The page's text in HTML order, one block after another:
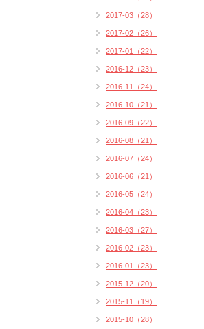
2017-03（28）
2017-02（26）
2017-01（22）
2016-12（23）
2016-11（24）
2016-10（21）
2016-09（22）
2016-08（21）
2016-07（24）
2016-06（21）
2016-05（24）
2016-04（23）
2016-03（27）
2016-02（23）
2016-01（23）
2015-12（20）
2015-11（19）
2015-10（28）